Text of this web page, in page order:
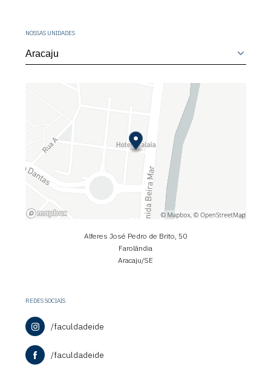
NOSSAS UNIDADES
Alferes José Pedro de Brito, 50
Farolândia
Aracaju/SE
REDES SOCIAIS
/faculdadeide
/faculdadeide